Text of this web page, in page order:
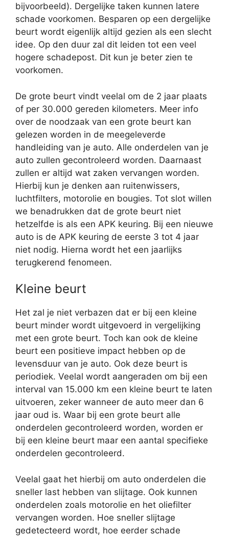
bijvoorbeeld). Dergelijke taken kunnen latere
schade voorkomen. Besparen op een dergelijke
beurt wordt eigenlijk altijd gezien als een slecht
idee. Op den duur zal dit leiden tot een veel
hogere schadepost. Dit kun je beter zien te
voorkomen.
De grote beurt vindt veelal om de 2 jaar plaats
of per 30.000 gereden kilometers. Meer info
over de noodzaak van een grote beurt kan
gelezen worden in de meegeleverde
handleiding van je auto. Alle onderdelen van je
auto zullen gecontroleerd worden. Daarnaast
zullen er altijd wat zaken vervangen worden.
Hierbij kun je denken aan ruitenwissers,
luchtfilters, motorolie en bougies. Tot slot willen
we benadrukken dat de grote beurt niet
hetzelfde is als een APK keuring. Bij een nieuwe
auto is de APK keuring de eerste 3 tot 4 jaar
niet nodig. Hierna wordt het een jaarlijks
terugkerend fenomeen.
Kleine beurt
Het zal je niet verbazen dat er bij een kleine
beurt minder wordt uitgevoerd in vergelijking
met een grote beurt. Toch kan ook de kleine
beurt een positieve impact hebben op de
levensduur van je auto. Ook deze beurt is
periodiek. Veelal wordt aangeraden om bij een
interval van 15.000 km een kleine beurt te laten
uitvoeren, zeker wanneer de auto meer dan 6
jaar oud is. Waar bij een grote beurt alle
onderdelen gecontroleerd worden, worden er
bij een kleine beurt maar een aantal specifieke
onderdelen gecontroleerd.
Veelal gaat het hierbij om auto onderdelen die
sneller last hebben van slijtage. Ook kunnen
onderdelen zoals motorolie en het oliefilter
vervangen worden. Hoe sneller slijtage
gedetecteerd wordt, hoe eerder schade